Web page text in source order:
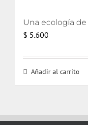
$ 5.600
Añadir al carrito